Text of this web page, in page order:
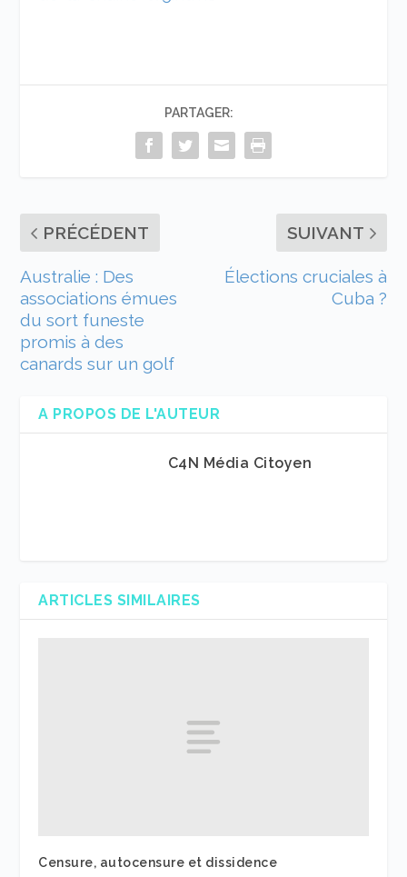
PARTAGER:
PRÉCÉDENT
Australie : Des
associations émues
du sort funeste
promis à des
canards sur un golf
SUIVANT
Élections cruciales à
Cuba ?
A PROPOS DE L'AUTEUR
C4N Média Citoyen
ARTICLES SIMILAIRES
Censure, autocensure et dissidence